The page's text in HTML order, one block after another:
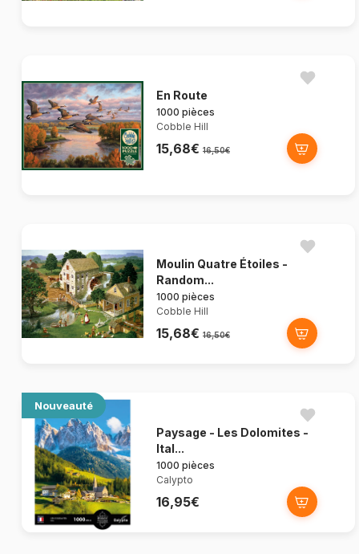
En Route
1000 pièces
Cobble Hill
15,68€ 16,50€
Moulin Quatre Étoiles -
Random...
1000 pièces
Cobble Hill
15,68€ 16,50€
Nouveauté
Paysage - Les Dolomites -
Ital...
1000 pièces
Calypto
16,95€